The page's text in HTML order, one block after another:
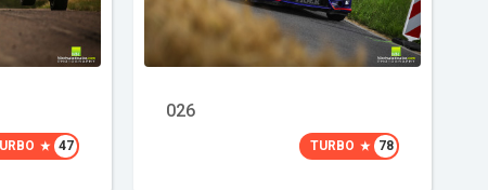
026
TURBO 78
47